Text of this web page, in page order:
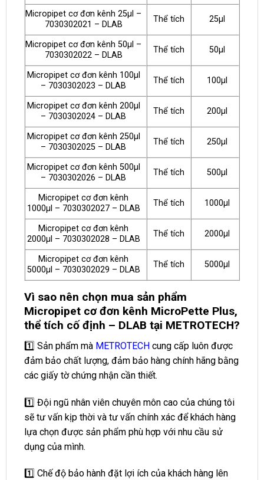
Micropipet cơ đơn kênh 25μl –
7030302021 – DLAB
Thể tích 25μl
Micropipet cơ đơn kênh 50μl –
7030302022 – DLAB
Thể tích 50μl
Micropipet cơ đơn kênh 100μl
– 7030302023 – DLAB
Thể tích 100μl
Micropipet cơ đơn kênh 200μl
– 7030302024 – DLAB
Thể tích 200μl
Micropipet cơ đơn kênh 250μl
– 7030302025 – DLAB
Thể tích 250μl
Micropipet cơ đơn kênh 500μl
– 7030302026 – DLAB
Thể tích 500μl
Micropipet cơ đơn kênh
1000μl – 7030302027 – DLAB
Thể tích 1000μl
Micropipet cơ đơn kênh
2000μl – 7030302028 – DLAB
Thể tích 2000μl
Micropipet cơ đơn kênh
5000μl – 7030302029 – DLAB
Thể tích 5000μl
Vì sao nên chọn mua sản phẩm
Micropipet cơ đơn kênh MicroPette Plus,
thể tích cố định – DLAB tại METROTECH?
1️⃣ Sản phẩm mà METROTECH cung cấp luôn được
đảm bảo chất lượng, đảm bảo hàng chính hãng bằng
các giấy tờ chứng nhận cần thiết.
1️⃣ Đội ngũ nhân viên chuyên môn cao của chúng tôi
sẽ tư vấn kịp thời và tư vấn chính xác để khách hàng
lựa chọn được sản phẩm phù hợp với nhu cầu sử
dụng của mình.
1️⃣ Chế độ bảo hành đặt lợi ích của khách hàng lên